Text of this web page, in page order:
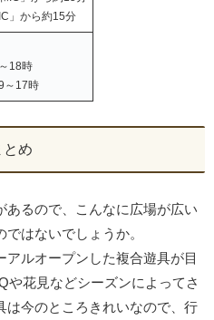
」から約15分
18時
時
とめ
るので、こんなに広場が広い
はないでしょうか。
ルオープンした複合遊具が目
や花見などシーズンによってさ
は今のところきれいなので、行